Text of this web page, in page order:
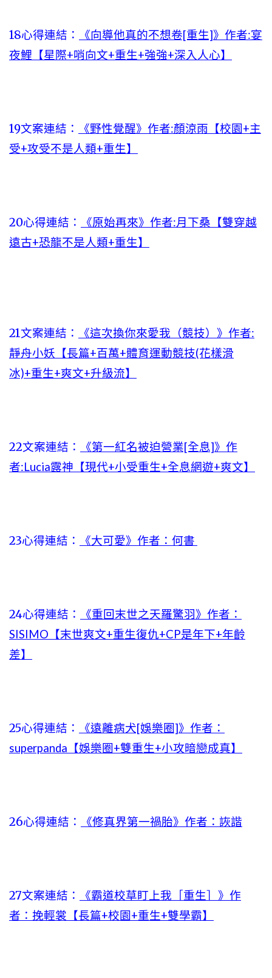
18心得連結：
《向導他真的不想卷[重生]》作者:宴
夜鯉【星際+哨向文+重生+強強+深入人心】
19文案連結：
《野性覺醒》作者:顏涼雨【校園+主
受+攻受不是人類+重生】
20心得連結：
《原始再來》作者:月下桑【雙穿越
遠古+恐龍不是人類+重生】
21文案連結：
《這次換你來愛我（競技）》作者:
靜舟小妖【長篇+百萬+體育運動競技(花樣滑
冰)+重生+爽文+升級流】
22文案連結：
《第一紅名被迫營業[全息]》作
者:Lucia露神【現代+小受重生+全息網遊+爽文】
23心得連結： 《大可愛》作者：何書
24心得連結：
《重回末世之天羅驚羽》作者：
SISIMO【末世爽文+重生復仇+CP是年下+年齡
差】
25心得連結：
《遠離病犬[娛樂圈]》作者：
superpanda【娛樂圈+雙重生+小攻暗戀成真】
26心得連結： 《修真界第一禍胎》作者：詼諧
27文案連結：
《霸道校草盯上我［重生］》作
者：挽輕裳【長篇+校園+重生+雙學霸】